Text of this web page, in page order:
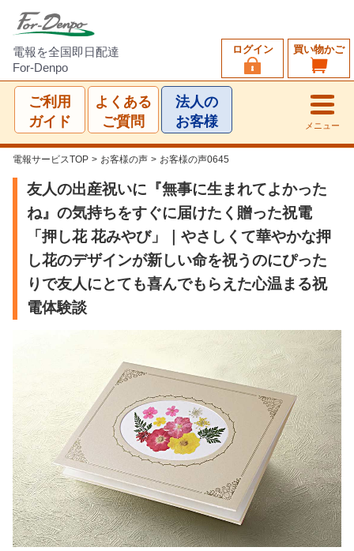
電報を全国即日配達
For-Denpo
買い物かご
ログイン
ご利用
ガイド
よくある
ご質問
法人の
お客様
メニュー
電報サービスTOP > お客様の声 > お客様の声0645
友人の出産祝いに『無事に生まれてよかった
ね』の気持ちをすぐに届けたく贈った祝電
「押し花 花みやび」｜やさしくて華やかな押
し花のデザインが新しい命を祝うのにぴった
りで友人にとても喜んでもらえた心温まる祝
電体験談